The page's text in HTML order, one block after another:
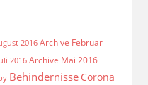
2016 Archive Februar
2016 Archive Mai 2016
Behindernisse Corona